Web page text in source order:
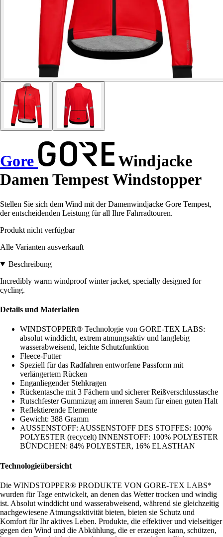
Gore
Windjacke
Damen Tempest Windstopper
Stellen Sie sich dem Wind mit der Damenwindjacke Gore Tempest,
der entscheidenden Leistung für all Ihre Fahrradtouren.
Produkt nicht verfügbar
Alle Varianten ausverkauft
Beschreibung
Incredibly warm windproof winter jacket, specially designed for
cycling.
Details und Materialien
WINDSTOPPER® Technologie von GORE-TEX LABS:
absolut winddicht, extrem atmungsaktiv und langlebig
wasserabweisend, leichte Schutzfunktion
Fleece-Futter
Speziell für das Radfahren entworfene Passform mit
verlängertem Rücken
Enganliegender Stehkragen
Rückentasche mit 3 Fächern und sicherer Reißverschlusstasche
Rutschfester Gummizug am inneren Saum für einen guten Halt
Reflektierende Elemente
Gewicht: 388 Gramm
AUSSENSTOFF: AUSSENSTOFF DES STOFFES: 100%
POLYESTER (recycelt) INNENSTOFF: 100% POLYESTER
BÜNDCHEN: 84% POLYESTER, 16% ELASTHAN
Technologieübersicht
Die WINDSTOPPER® PRODUKTE VON GORE-TEX LABS*
wurden für Tage entwickelt, an denen das Wetter trocken und windig
ist. Absolut winddicht und wasserabweisend, während sie gleichzeitig
nachgewiesene Atmungsaktivität bieten, bieten sie Schutz und
Komfort für Ihr aktives Leben. Produkte, die effektiver und vielseitiger
gegen den Wind und die Abkühlung, die er erzeugen kann, schützen,